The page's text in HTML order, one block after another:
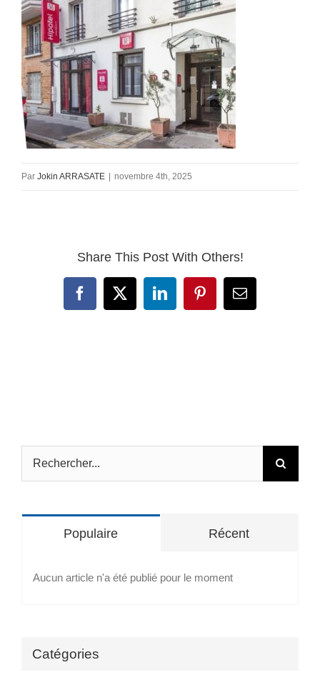
Par Jokin ARRASATE novembre 4th, 2025
Share This Post With Others!
Facebook
X LinkedInPinterestEmail
Rechercher:
Populaire Récent
Aucun article n'a été publié pour le moment
Catégories